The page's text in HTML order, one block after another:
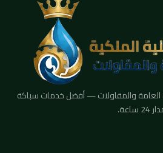
العامة والمقاولات — أفضل خدمات سباكة